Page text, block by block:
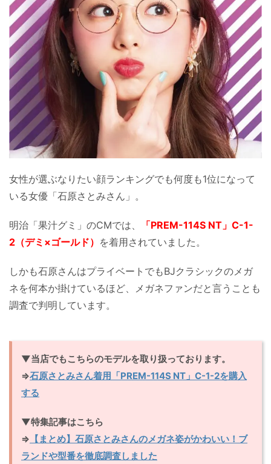
女性が選ぶなりたい顔ランキングでも何度も1位になって
いる女優「石原さとみさん」。
明治「果汁グミ」のCMでは、
「PREM-114S NT」C-1-
2（デミ×ゴールド） を着用されていました。
しかも石原さんはプライベートでもBJクラシックのメガ
ネを何本か掛けているほど、メガネファンだと言うことも
調査で判明しています。
▼当店でもこちらのモデルを取り扱っております。
⇒石原さとみさん着用「PREM-114S NT」C-1-2を購入
する
▼特集記事はこちら
⇒ 【まとめ】石原さとみさんのメガネ姿がかわいい！ブ
ランドや型番を徹底調査しました